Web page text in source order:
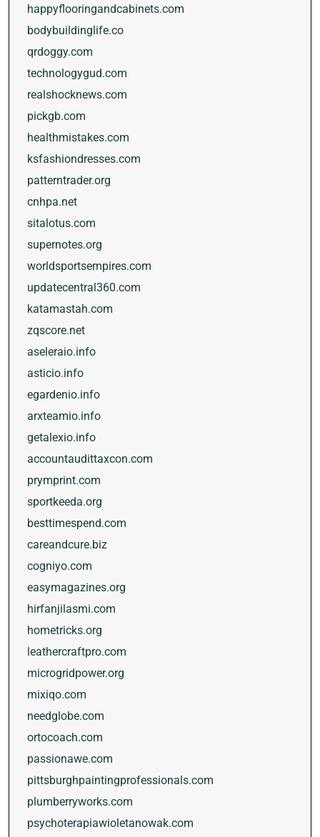
happyflooringandcabinets.com
bodybuildinglife.co
qrdoggy.com
technologygud.com
realshocknews.com
pickgb.com
healthmistakes.com
ksfashiondresses.com
patterntrader.org
cnhpa.net
sitalotus.com
supernotes.org
worldsportsempires.com
updatecentral360.com
katamastah.com
zqscore.net
aseleraio.info
asticio.info
egardenio.info
arxteamio.info
getalexio.info
accountaudittaxcon.com
prymprint.com
sportkeeda.org
besttimespend.com
careandcure.biz
cogniyo.com
easymagazines.org
hirfanjilasmi.com
hometricks.org
leathercraftpro.com
microgridpower.org
mixiqo.com
needglobe.com
ortocoach.com
passionawe.com
pittsburghpaintingprofessionals.com
plumberryworks.com
psychoterapiawioletanowak.com